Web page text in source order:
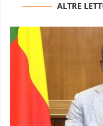
ALTRE